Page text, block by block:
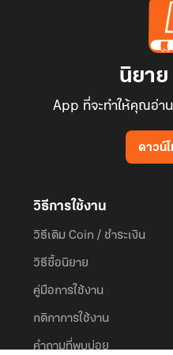
นิยาย
App ที่จะทำให้คุณอ่า
ดาวน์
วิธีการใช้งาน
วิธีเติม Coin / ชำระเงิน
วิธีซื้อนิยาย
คู่มือการใช้งาน
กติกาการใช้งาน
คำถามที่พบบ่อย